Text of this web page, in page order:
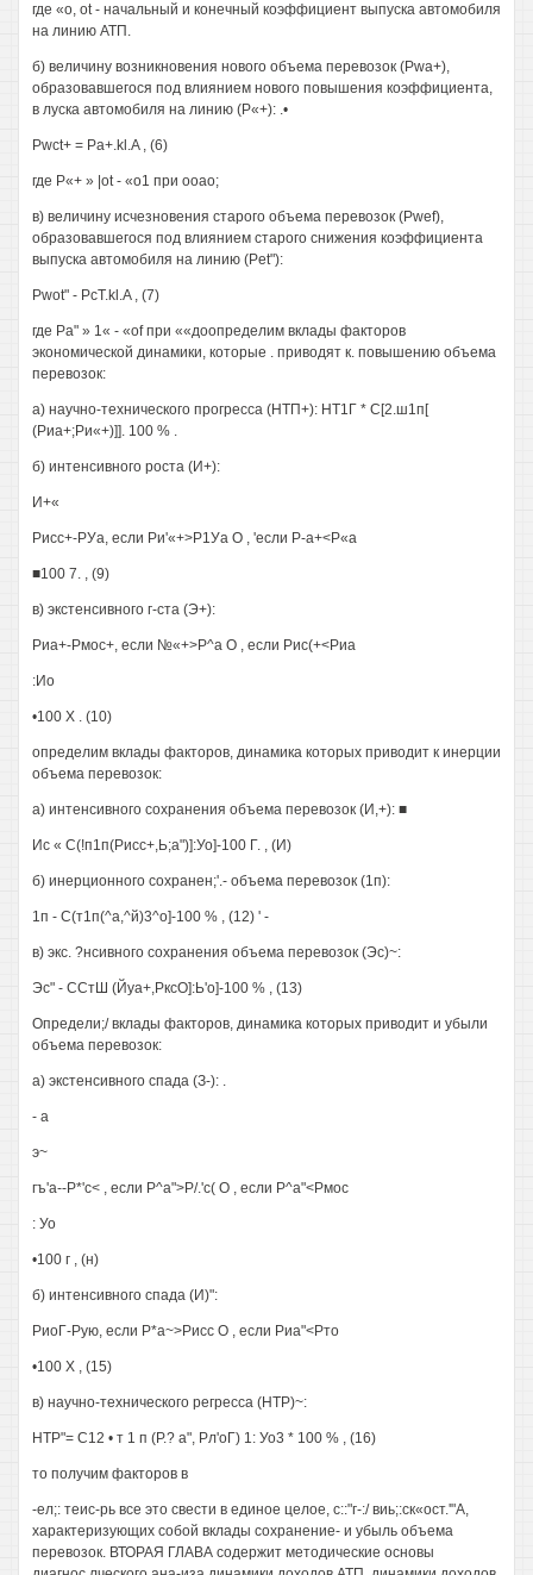
где «о, ot - начальный и конечный коэффициент выпуска автомобиля
на линию АТП.
б) величину возникновения нового объема перевозок (Pwa+),
образовавшегося под влиянием нового повышения коэффициента,
в луска автомобиля на линию (Р«+): .•
Pwct+ = Pa+.kl.A , (6)
где Р«+ » |ot - «о1 при ооао;
в) величину исчезновения старого объема перевозок (Pwef),
образовавшегося под влиянием старого снижения коэффициента
выпуска автомобиля на линию (Pet"):
Pwot" - PcT.kl.A , (7)
где Ра" » 1« - «of при ««доопределим вклады факторов
экономической динамики, которые . приводят к. повышению объема
перевозок:
а) научно-технического прогресса (НТП+): НТ1Г * С[2.ш1п[
(Риа+;Ри«+)]]. 100 % .
б) интенсивного роста (И+):
И+«
Рисс+-РУа, если Ри'«+>Р1Уа О , 'если Р-а+<Р«а
■100 7. , (9)
в) экстенсивного г-ста (Э+):
Риа+-Рмос+, если №«+>Р^а О , если Рис(+<Риа
:Ио
•100 X . (10)
определим вклады факторов, динамика которых приводит к инерции
объема перевозок:
а) интенсивного сохранения объема перевозок (И,+): ■
Ис « С(!п1п(Рисс+,Ь;а")]:Уо]-100 Г. , (И)
б) инерционного сохранен;'.- объема перевозок (1п):
1п - С(т1п(^а,^й)3^о]-100 % , (12) ' -
в) экс. ?нсивного сохранения объема перевозок (Эс)~:
Эс" - ССтШ (Йуа+,РксО]:Ь'о]-100 % , (13)
Определи;/ вклады факторов, динамика которых приводит и убыли
объема перевозок:
а) экстенсивного спада (З-): .
- а
э~
гъ'а--Р*'с< , если Р^а">Р/.'с( О , если Р^а"<Рмос
: Уо
•100 г , (н)
б) интенсивного спада (И)":
РиоГ-Рую, если Р*а~>Рисс О , если Риа"<Рто
•100 X , (15)
в) научно-технического регресса (НТР)~:
НТР"= С12 • т 1 п (Р.? а", Рл'оГ) 1: Уо3 * 100 % , (16)
то получим факторов в
-ел;: теис-рь все это свести в единое целое, с::"г-:/ виь;:ск«ост.'"А,
характеризующих собой вклады сохранение- и убыль объема
перевозок. ВТОРАЯ ГЛАВА содержит методические основы